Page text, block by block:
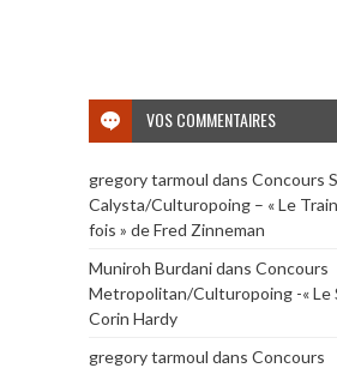
VOS COMMENTAIRES
gregory tarmoul dans Concours
Calysta/Culturopoing – « Le
fois » de Fred Zinneman
Muniroh Burdanidans Concours
Metropolitan/Culturopoing -« Le
Corin Hardy
gregory tarmoul dans Concours